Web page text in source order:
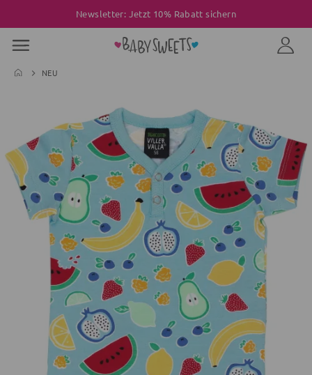
Newsletter: Jetzt 10% Rabatt sichern
NEU